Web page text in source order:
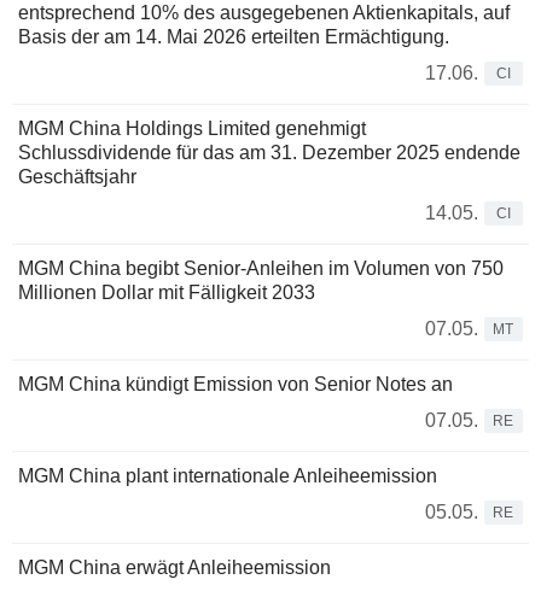
entsprechend 10% des ausgegebenen Aktienkapitals, auf
Basis der am 14. Mai 2026 erteilten Ermächtigung.
17.06.
CI
MGM China Holdings Limited genehmigt
Schlussdividende für das am 31. Dezember 2025 endende
Geschäftsjahr
14.05.
CI
MGM China begibt Senior-Anleihen im Volumen von 750
Millionen Dollar mit Fälligkeit 2033
07.05.
MT
MGM China kündigt Emission von Senior Notes an
07.05.
RE
MGM China plant internationale Anleiheemission
05.05.
RE
MGM China erwägt Anleiheemission